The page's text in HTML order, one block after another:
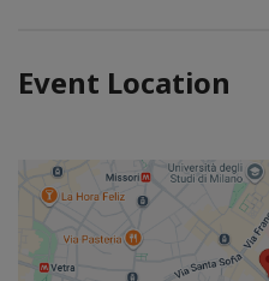
Event Location